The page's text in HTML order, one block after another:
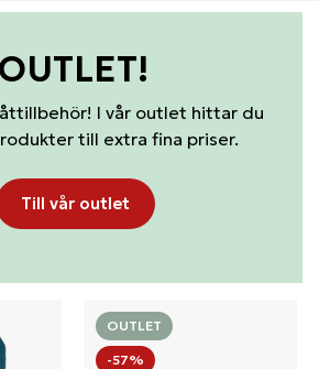
OUTLET!
I vår outlet hittar du
till extra fina priser.
Till vår outlet
OUTLET
-57%